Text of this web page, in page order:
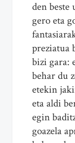
den beste
gero eta
preziatua
bizi gara:
behar du
etekin
eta aldi
egin
goazela